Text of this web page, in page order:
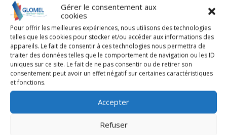
Gérer le consentement aux
cookies
Pour offrir les meilleures expériences, nous utilisons des technologies
telles que les cookies pour stocker et/ou accéder aux informations des
appareils. Le fait de consentir à ces technologies nous permettra de
traiter des données telles que le comportement de navigation ou les ID
uniques sur ce site. Le fait de ne pas consentir ou de retirer son
consentement peut avoir un effet négatif sur certaines caractéristiques
et fonctions.
Accepter
Refuser
+
−
Leaflet| ©OpenStreetMap